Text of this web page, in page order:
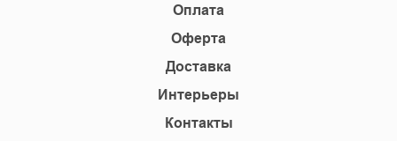
Оплата
Оферта
Доставка
Интерьеры
Контакты